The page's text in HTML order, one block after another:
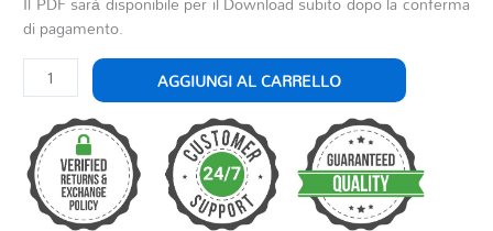
di pagamento.
MISTER
CLARINET
CLARINETTO
E
PIANOFORTE
quantità
AGGIUNGI AL CARRELLO